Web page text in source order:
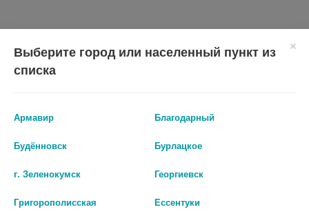
Показать все ...
Аналоги по действию
Выберите город или населенный пункт из
списка
Армавир Благодарный
Будённовск Бурлацкое
г. Зеленокумск Георгиевск
Григорополисская Ессентуки